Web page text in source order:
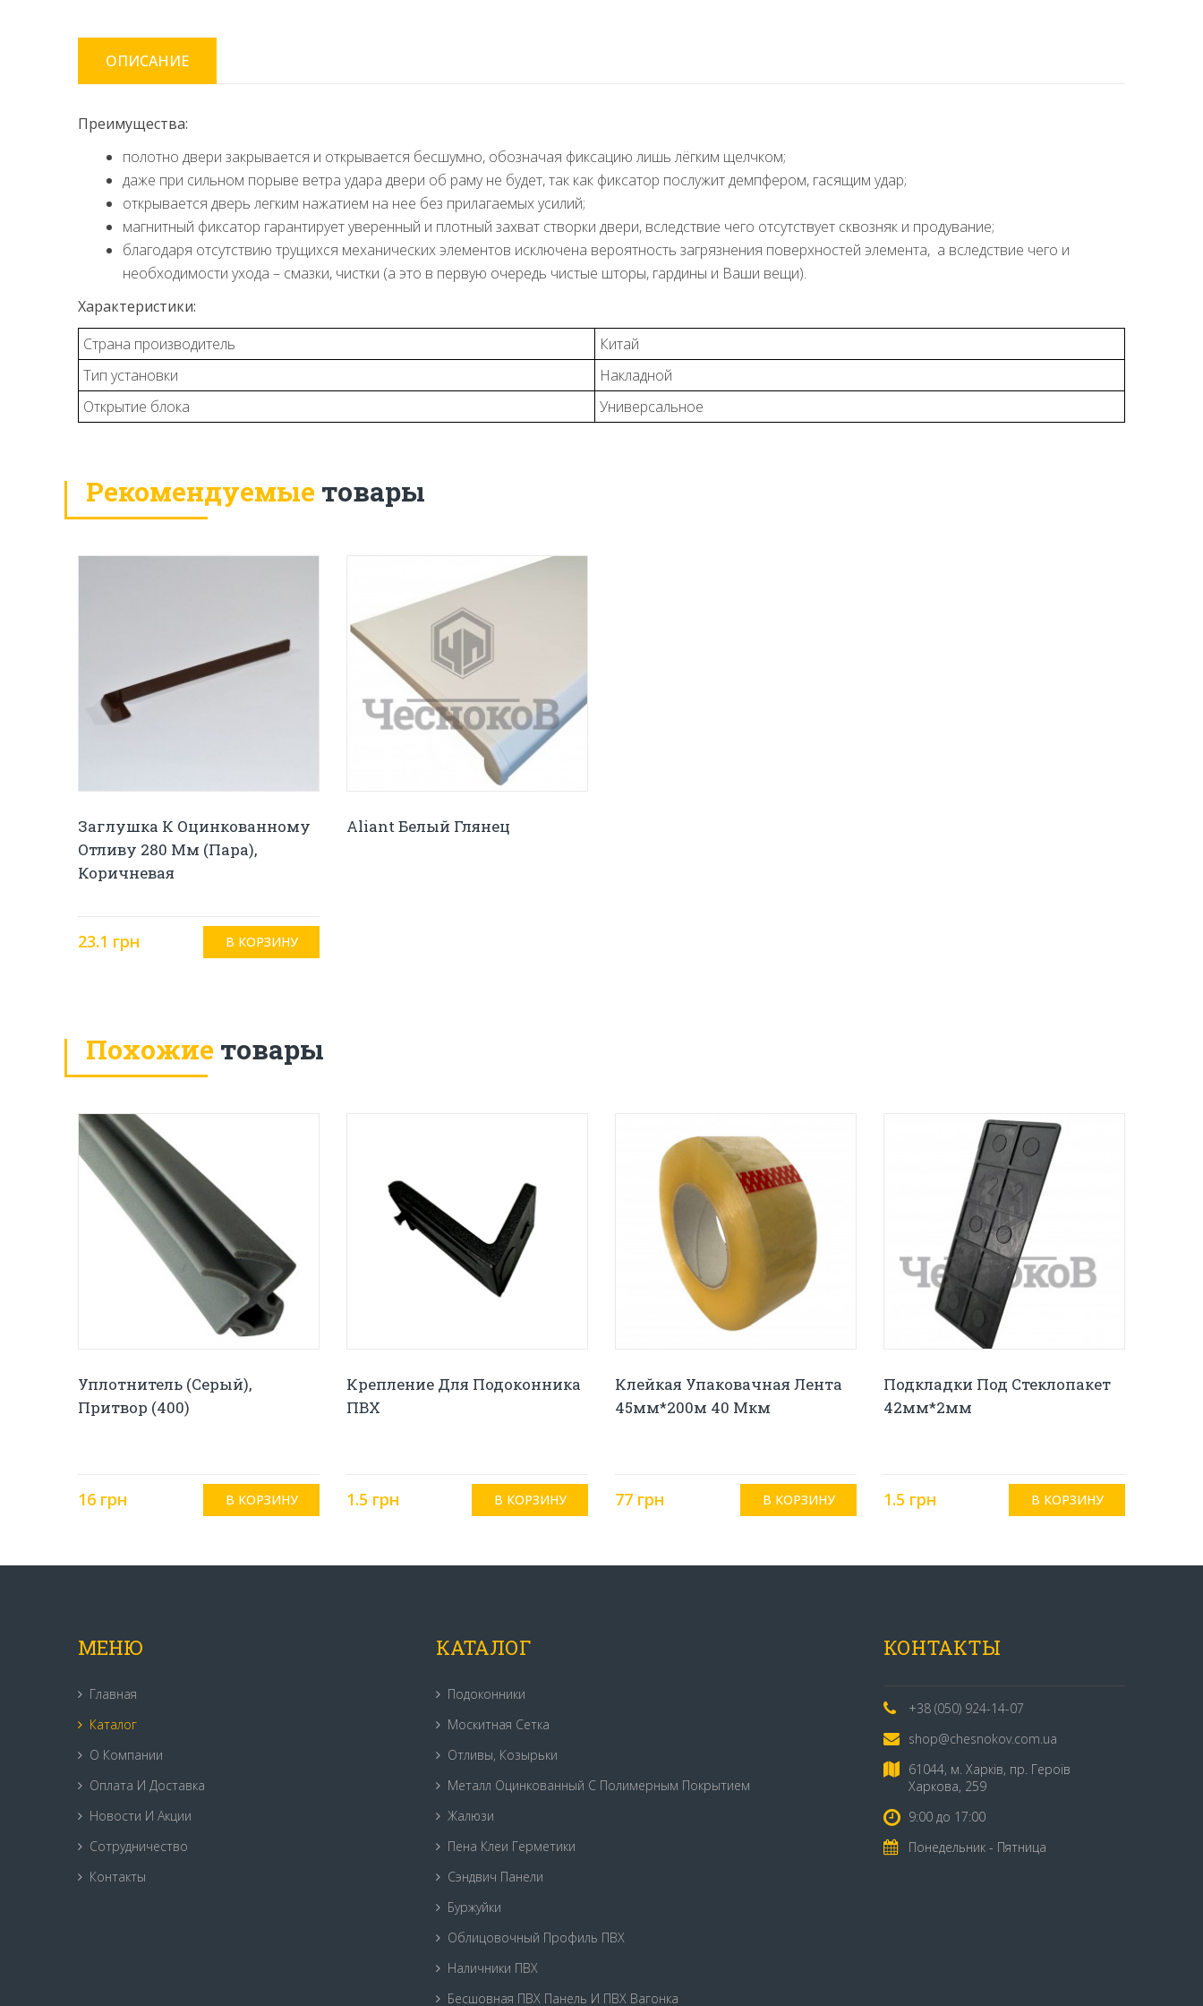
ОПИСАНИЕ
Преимущества:
полотно двери закрывается и открывается бесшумно, обозначая фиксацию лишь лёгким щелчком;
даже при сильном порыве ветра удара двери об раму не будет, так как фиксатор послужит демпфером, гасящим удар;
открывается дверь легким нажатием на нее без прилагаемых усилий;
магнитный фиксатор гарантирует уверенный и плотный захват створки двери, вследствие чего отсутствует сквозняк и продувание;
благодаря отсутствию трущихся механических элементов исключена вероятность загрязнения поверхностей элемента, а вследствие чего и
необходимости ухода – смазки, чистки (а это в первую очередь чистые шторы, гардины и Ваши вещи).
Характеристики:
Страна производитель
Китай
Тип установки
Накладной
Открытие блока
Универсальное
Рекомендуемые товары
Заглушка К Оцинкованному
Отливу 280 Мм (пара),
Коричневая
23.1 грн
Aliant Белый Глянец
Похожие товары
Уплотнитель (серый),
Притвор (400)
16 грн
Крепление Для Подоконника
ПВХ
1.5 грн
Клейкая Упаковачная Лента
45мм*200м 40 Мкм
77 грн
Подкладки Под Стеклопакет
42мм*2мм
1.5 грн
МЕНЮ
Главная
Каталог
О Компании
Оплата И Доставка
Новости И Акции
Сотрудничество
Контакты
КАТАЛОГ
Подоконники
Москитная Сетка
Отливы, Козырьки
Металл Оцинкованный С Полимерным Покрытием
Жалюзи
Пена Клеи Герметики
Сэндвич Панели
Буржуйки
Облицовочный Профиль ПВХ
Наличники ПВХ
Бесшовная ПВХ Панель И ПВХ Вагонка
КОНТАКТЫ
+38 (050) 924-14-07
shop@chesnokov.com.ua
61044, м. Харків, пр. Героїв
Харкова, 259
9:00 до 17:00
Понедельник - Пятница